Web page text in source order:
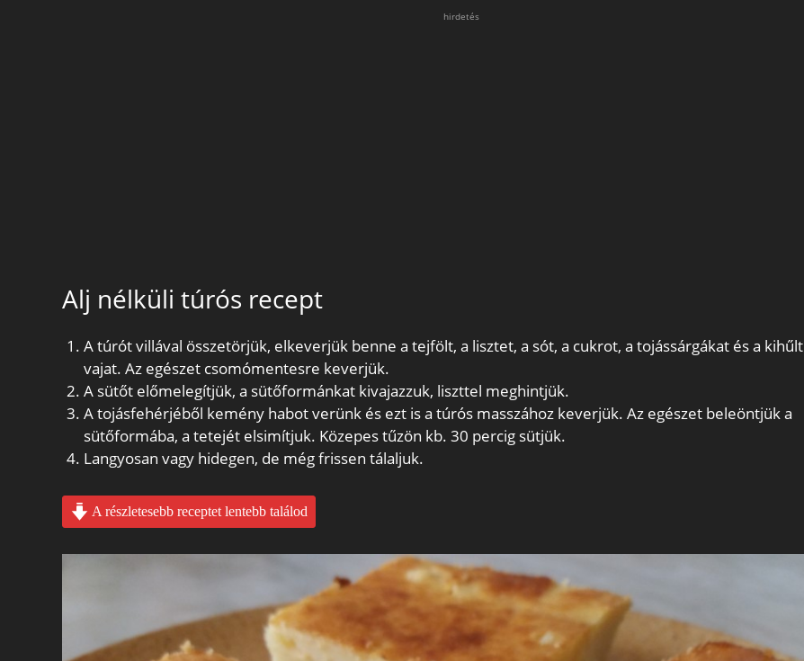
hirdetés
Alj nélküli túrós recept
A túrót villával összetörjük, elkeverjük benne a tejfölt, a lisztet, a sót, a cukrot, a tojássárgákat és a kihűlt
vajat. Az egészet csomómentesre keverjük.
A sütőt előmelegítjük, a sütőformánkat kivajazzuk, liszttel meghintjük.
A tojásfehérjéből kemény habot verünk és ezt is a túrós masszához keverjük. Az egészet beleöntjük a
sütőformába, a tetejét elsimítjuk. Közepes tűzön kb. 30 percig sütjük.
Langyosan vagy hidegen, de még frissen tálaljuk.
A részletesebb receptet lentebb találod